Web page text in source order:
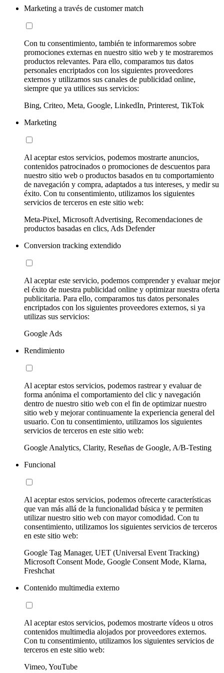
Marketing a través de customer match
Con tu consentimiento, también te informaremos sobre
promociones externas en nuestro sitio web y te mostraremos
productos relevantes. Para ello, comparamos tus datos
personales encriptados con los siguientes proveedores
externos y utilizamos sus canales de publicidad online,
siempre que ya utilices sus servicios:
Bing, Criteo, Meta, Google, LinkedIn, Printerest, TikTok
Marketing
Al aceptar estos servicios, podemos mostrarte anuncios,
contenidos patrocinados o promociones de descuentos para
nuestro sitio web o productos basados en tu comportamiento
de navegación y compra, adaptados a tus intereses, y medir su
éxito. Con tu consentimiento, utilizamos los siguientes
servicios de terceros en este sitio web:
Meta-Pixel, Microsoft Advertising, Recomendaciones de
productos basadas en clics, Ads Defender
Conversion tracking extendido
Al aceptar este servicio, podemos comprender y evaluar mejor
el éxito de nuestra publicidad online y optimizar nuestra oferta
publicitaria. Para ello, comparamos tus datos personales
encriptados con los siguientes proveedores externos, si ya
utilizas sus servicios:
Google Ads
Rendimiento
Al aceptar estos servicios, podemos rastrear y evaluar de
forma anónima el comportamiento del clic y navegación
dentro de nuestro sitio web con el fin de optimizar nuestro
sitio web y mejorar continuamente la experiencia general del
usuario. Con tu consentimiento, utilizamos los siguientes
servicios de terceros en este sitio web:
Google Analytics, Clarity, Reseñas de Google, A/B-Testing
Funcional
Al aceptar estos servicios, podemos ofrecerte características
que van más allá de la funcionalidad básica y te permiten
utilizar nuestro sitio web con mayor comodidad. Con tu
consentimiento, utilizamos los siguientes servicios de terceros
en este sitio web:
Google Tag Manager, UET (Universal Event Tracking)
Microsoft Consent Mode, Google Consent Mode, Klarna,
Freshchat
Contenido multimedia externo
Al aceptar estos servicios, podemos mostrarte vídeos u otros
contenidos multimedia alojados por proveedores externos.
Con tu consentimiento, utilizamos los siguientes servicios de
terceros en este sitio web:
Vimeo, YouTube